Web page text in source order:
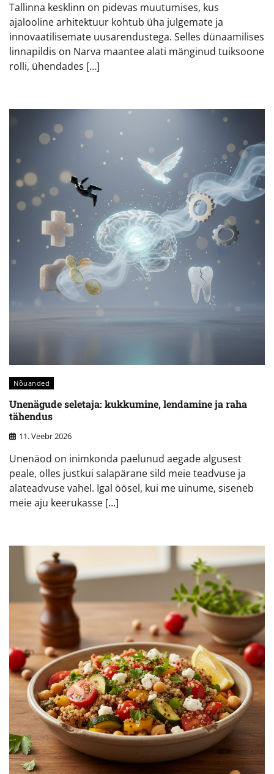
Tallinna kesklinn on pidevas muutumises, kus
ajalooline arhitektuur kohtub üha julgemate ja
innovaatilisemate uusarendustega. Selles dünaamilises
linnapildis on Narva maantee alati mänginud tuiksoone
rolli, ühendades […]
Nõuanded
Unenägude seletaja: kukkumine, lendamine ja raha
tähendus
11. Veebr 2026
Unenäod on inimkonda paelunud aegade algusest
peale, olles justkui salapärane sild meie teadvuse ja
alateadvuse vahel. Igal öösel, kui me uinume, siseneb
meie aju keerukasse […]